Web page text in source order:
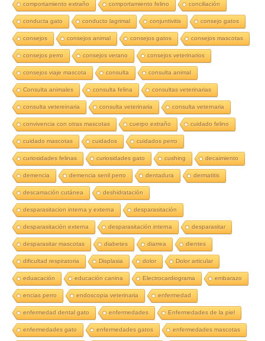
comportamiento extraño comportamiento felino conciliación
conducta gato conducto lagrimal conjuntivitis consejo gatos
consejos consejos animal consejos gatos consejos mascotas
consejos perro consejos verano consejos veterinarios
consejos viaje mascota consulta consulta animal
Consulta animales consulta felina consultas veterinarias
consulta vetereinaria consulta veterinaria consulta veternaria
convivencia con otras mascotas cuerpo extraño cuidado felino
cuidado mascotas cuidados cuidados perro
curiosidades felinas curiosidades gato cushing decaimiento
demencia demencia senil perro dentadura dermatitis
descamación cutánea deshidratación
desparasitacion interna y externa desparasitación
desparasitación externa desparasitación interna desparasitar
desparasitar mascotas diabetes diarrea dientes
dificultad respiratoria Displasia dolor Dolor articular
eduacación educación canina Electrocardiograma embarazo
encias perro endoscopia veterinaria enfermedad
enfermedad dental gato enfermedades Enfermedades de la piel
enfermedades gato enfermedades gatos enfermedades mascotas